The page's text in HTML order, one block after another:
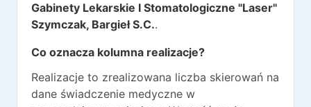
Gabinety Lekarskie I Stomatologiczne "Laser"
Szymczak, Bargieł S.C..
Co oznacza kolumna realizacje?
Realizacje to zrealizowana liczba skierowań na
dane świadczenie medyczne w